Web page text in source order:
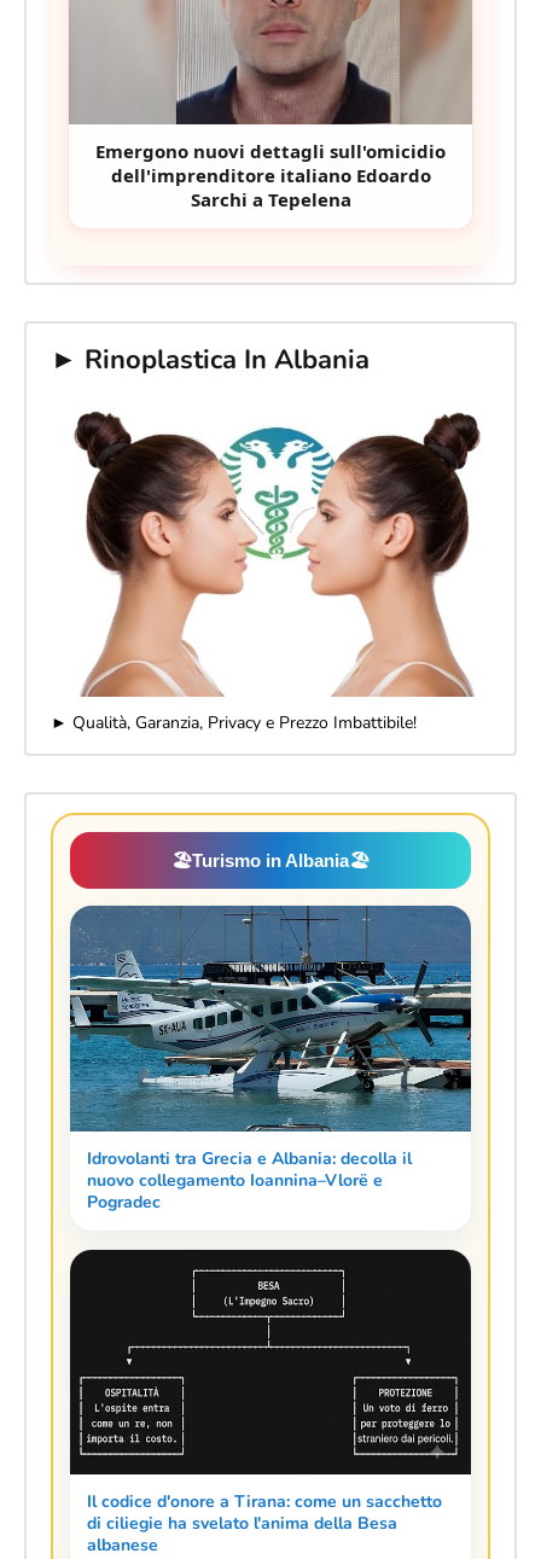
Emergono nuovi dettagli sull'omicidio
dell'imprenditore italiano Edoardo
Sarchi a Tepelena
► Rinoplastica In Albania
► Qualità, Garanzia, Privacy e Prezzo Imbattibile!
🏖️Turismo in Albania🏖️
Idrovolanti tra Grecia e Albania: decolla il
nuovo collegamento Ioannina–Vlorë e
Pogradec
Il codice d'onore a Tirana: come un sacchetto
di ciliegie ha svelato l'anima della Besa
albanese